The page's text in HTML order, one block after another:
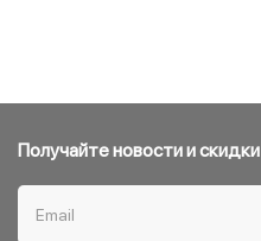
Получайте новости и скидки